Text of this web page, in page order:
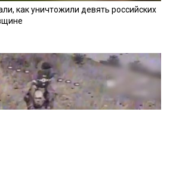
как уничтожили девять российских